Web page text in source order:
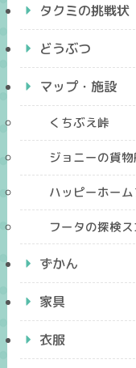
タクミの挑戦状
どうぶつ
マップ・施設
くちぶえ峠
ジョニーの貨物
ハッピーホー
フータの探検ス
ずかん
家具
衣服